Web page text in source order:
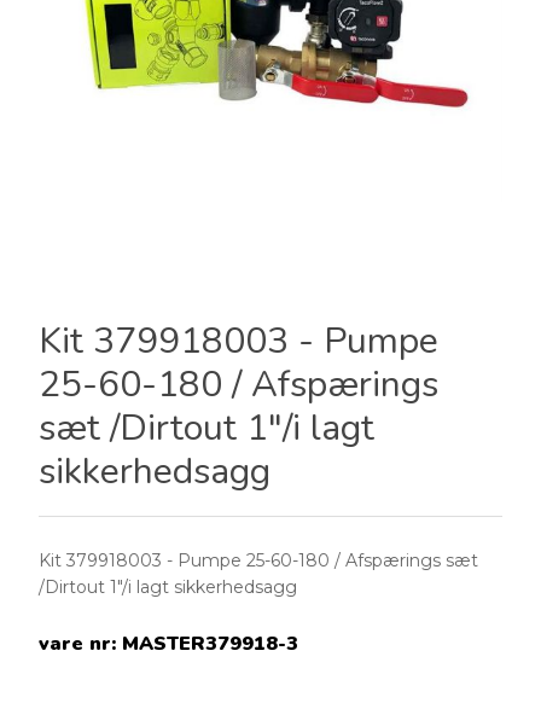
Kit 379918003 - Pumpe
25-60-180 / Afspærings
sæt /Dirtout 1"/i lagt
sikkerhedsagg
Kit 379918003 - Pumpe 25-60-180 / Afspærings sæt
/Dirtout 1"/i lagt sikkerhedsagg
vare nr: MASTER379918-3